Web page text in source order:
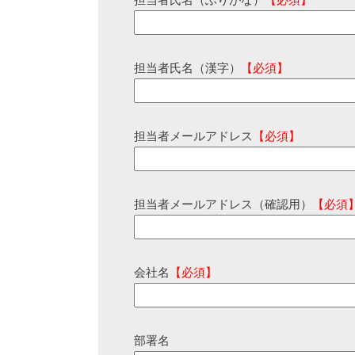
担当者氏名（漢字） 【必須】
担当者メールアドレス 【必須】
担当者メールアドレス（確認用） 【必須
会社名 【必須】
部署名